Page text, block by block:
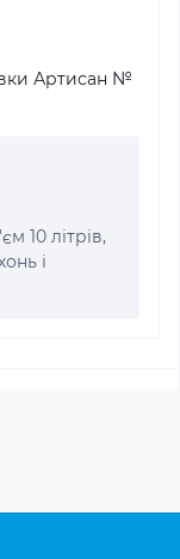
Артисан №
10 літрів,
і